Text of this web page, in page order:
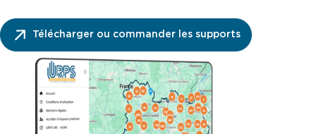
Télécharger ou commander les supports